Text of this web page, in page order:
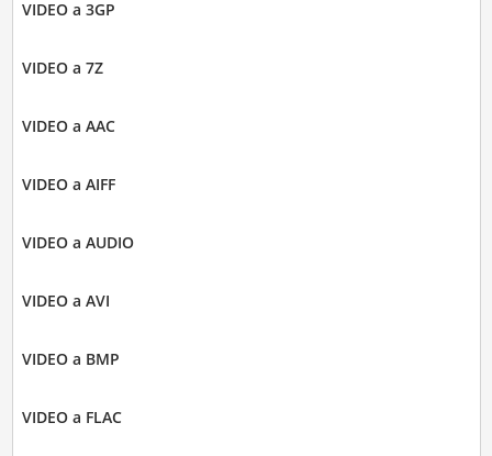
VIDEO a 3GP
VIDEO a 7Z
VIDEO a AAC
VIDEO a AIFF
VIDEO a AUDIO
VIDEO a AVI
VIDEO a BMP
VIDEO a FLAC